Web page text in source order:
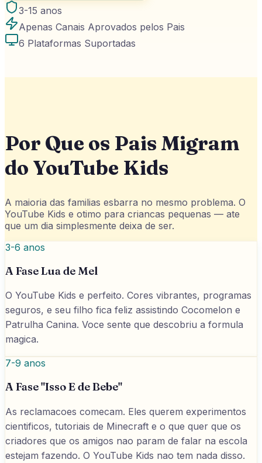
3-15 anos
Apenas Canais Aprovados pelos Pais
6 Plataformas Suportadas
Por Que os Pais Migram
do YouTube Kids
A maioria das familias esbarra no mesmo problema. O
YouTube Kids e otimo para criancas pequenas — ate
que um dia simplesmente deixa de ser.
3-6 anos
A Fase Lua de Mel
O YouTube Kids e perfeito. Cores vibrantes, programas
seguros, e seu filho fica feliz assistindo Cocomelon e
Patrulha Canina. Voce sente que descobriu a formula
magica.
7-9 anos
A Fase "Isso E de Bebe"
As reclamacoes comecam. Eles querem experimentos
cientificos, tutoriais de Minecraft e o que quer que os
criadores que os amigos nao param de falar na escola
estejam fazendo. O YouTube Kids nao tem nada disso.